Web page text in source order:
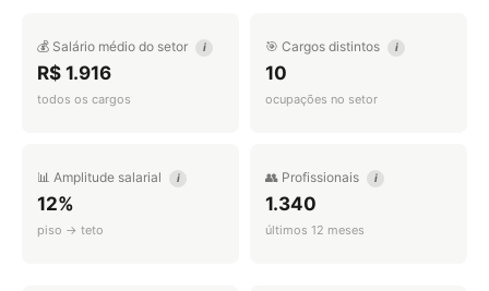
💰 Salário médio do setor i
R$ 1.916
todos os cargos
🎯 Cargos distintos i
10
ocupações no setor
📊 Amplitude salarial i
12%
piso → teto
👥 Profissionais i
1.340
últimos 12 meses